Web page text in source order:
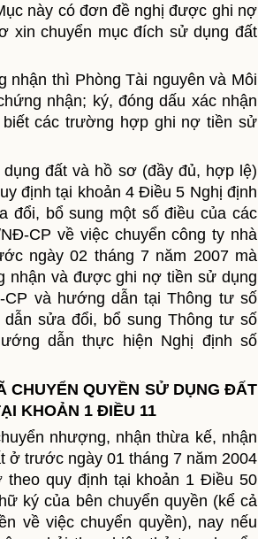
này có đơn đề nghị được ghi nợ
xin chuyển mục đích sử dụng đất
nhận thì Phòng Tài nguyên và Môi
nhận; ký, đóng dấu xác nhận
các trường hợp ghi nợ tiền sử
đất và hồ sơ (đầy đủ, hợp lệ)
định tại khoản 4 Điều 5 Nghị định
đổi, bổ sung một số điều của các
CP về việc chuyển công ty nhà
ngày 02 tháng 7 năm 2007 mà
nhận và được ghi nợ tiền sử dụng
CP và hướng dẫn tại Thông tư số
sửa đổi, bổ sung Thông tư số
dẫn thực hiện Nghị định số
CHUYỂN QUYỀN SỬ DỤNG ĐẤT
KHOẢN 1 ĐIỀU 11
nhượng, nhận thừa kế, nhận
ở trước ngày 01 tháng 7 năm 2004
quy định tại khoản 1 Điều 50
ký của bên chuyển quyền (kể cả
về việc chuyển quyền), nay nếu